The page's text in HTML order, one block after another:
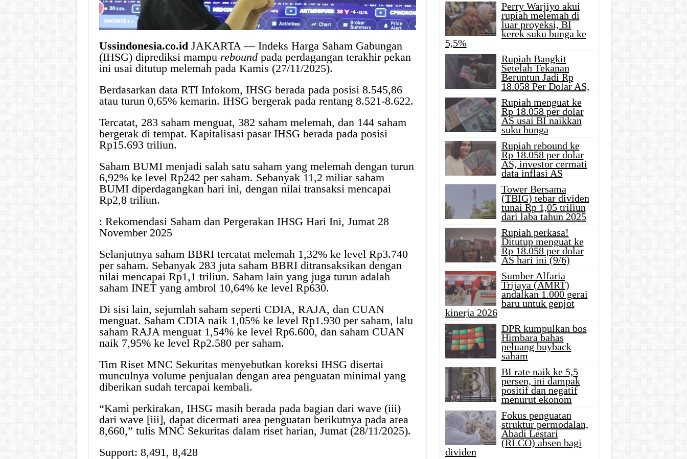
Ussindonesia.co.id JAKARTA — Indeks Harga Saham Gabungan
(IHSG) diprediksi mampu rebound pada perdagangan terakhir pekan
ini usai ditutup melemah pada Kamis (27/11/2025).
Berdasarkan data RTI Infokom, IHSG berada pada posisi 8.545,86
atau turun 0,65% kemarin. IHSG bergerak pada rentang 8.521-8.622.
Tercatat, 283 saham menguat, 382 saham melemah, dan 144 saham
bergerak di tempat. Kapitalisasi pasar IHSG berada pada posisi
Rp15.693 triliun.
Saham BUMI menjadi salah satu saham yang melemah dengan turun
6,92% ke level Rp242 per saham. Sebanyak 11,2 miliar saham
BUMI diperdagangkan hari ini, dengan nilai transaksi mencapai
Rp2,8 triliun.
: Rekomendasi Saham dan Pergerakan IHSG Hari Ini, Jumat 28
November 2025
Selanjutnya saham BBRI tercatat melemah 1,32% ke level Rp3.740
per saham. Sebanyak 283 juta saham BBRI ditransaksikan dengan
nilai mencapai Rp1,1 triliun. Saham lain yang juga turun adalah
saham INET yang ambrol 10,64% ke level Rp630.
Di sisi lain, sejumlah saham seperti CDIA, RAJA, dan CUAN
menguat. Saham CDIA naik 1,05% ke level Rp1.930 per saham, lalu
saham RAJA menguat 1,54% ke level Rp6.600, dan saham CUAN
naik 7,95% ke level Rp2.580 per saham.
Tim Riset MNC Sekuritas menyebutkan koreksi IHSG disertai
munculnya volume penjualan dengan area penguatan minimal yang
diberikan sudah tercapai kembali.
“Kami perkirakan, IHSG masih berada pada bagian dari wave (iii)
dari wave [iii], dapat dicermati area penguatan berikutnya pada area
8,660,” tulis MNC Sekuritas dalam riset harian, Jumat (28/11/2025).
Support: 8,491, 8,428
Perry Warjiyo akui
rupiah melemah di
luar proyeksi, BI
kerek suku bunga ke
5,5%
Rupiah Bangkit
Setelah Tekanan
Beruntun Jadi Rp
18.058 Per Dolar AS,
Rupiah menguat ke
Rp 18.058 per dolar
AS usai BI naikkan
suku bunga
Rupiah rebound ke
Rp 18.058 per dolar
AS, investor cermati
data inflasi AS
Tower Bersama
(TBIG) tebar dividen
tunai Rp 1,05 triliun
dari laba tahun 2025
Rupiah perkasa!
Ditutup menguat ke
Rp 18.058 per dolar
AS hari ini (9/6)
Sumber Alfaria
Trijaya (AMRT)
andalkan 1.000 gerai
baru untuk genjot
kinerja 2026
DPR kumpulkan bos
Himbara bahas
peluang buyback
saham
BI rate naik ke 5,5
persen, ini dampak
positif dan negatif
menurut ekonom
Fokus penguatan
struktur permodalan,
Abadi Lestari
(RLCO) absen bagi
dividen